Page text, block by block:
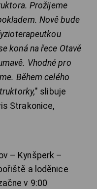
Prožijeme
Nově bude
koná na řece Otavě
Vhodné pro
Během celého
" slibuje
Strakonice,
– Kynšperk –
a loděnice
v 9:00